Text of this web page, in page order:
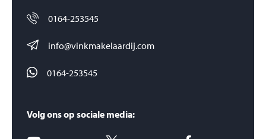
0164-253545
info@vinkmakelaardij.com
0164-253545
Volg ons op sociale media: